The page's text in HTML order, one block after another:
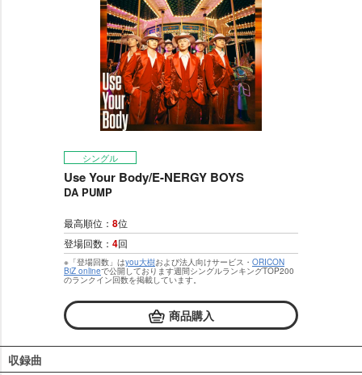
シングル
Use Your Body/E-NERGY BOYS
DA PUMP
最高順位： 8位
登場回数： 4回
※「登場回数」はyou大樹および法人向けサービス・ ORICON
BiZ onlineで公開しております週間シングルランキングTOP200
のランクイン回数を掲載しています。
商品購入
収録曲